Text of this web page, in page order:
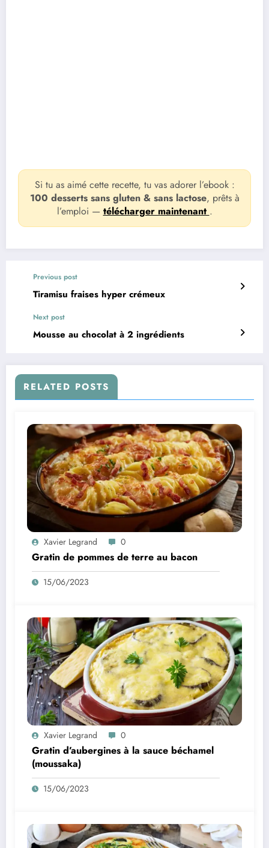
Si tu as aimé cette recette, tu vas adorer l’ebook :
100 desserts sans gluten & sans lactose, prêts à
l’emploi — télécharger maintenant .
Previous post
Tiramisu fraises hyper crémeux
Next post
Mousse au chocolat à 2 ingrédients
RELATED POSTS
Xavier Legrand 0
Gratin de pommes de terre au bacon
15/06/2023
Xavier Legrand 0
Gratin d’aubergines à la sauce béchamel
(moussaka)
15/06/2023